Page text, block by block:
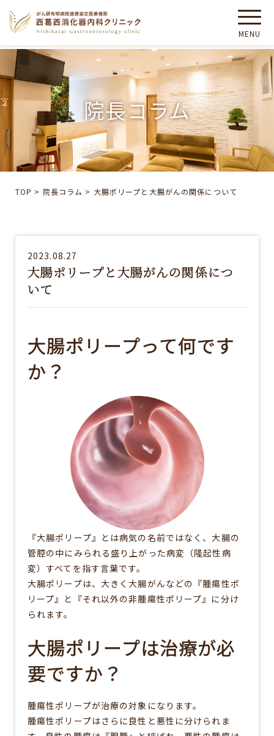
院長コラム
TOP > 院長コラム > 大腸ポリープと大腸がんの関係について
2023.08.27
大腸ポリープと大腸がんの関係につ
いて
大腸ポリープって何です
か？
『大腸ポリープ』とは病気の名前ではなく、大腸の
管腔の中にみられる盛り上がった病変（隆起性病
変）すべてを指す言葉です。
大腸ポリープは、大きく大腸がんなどの『腫瘍性ポ
リープ』と『それ以外の非腫瘍性ポリープ』に分け
られます。
大腸ポリープは治療が必
要ですか？
腫瘍性ポリープが治療の対象になります。
腫瘍性ポリープはさらに良性と悪性に分けられま